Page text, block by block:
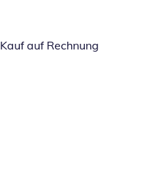
Kauf auf Rechnung